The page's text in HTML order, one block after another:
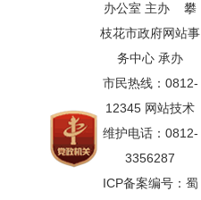
办公室 主办 攀
枝花市政府网站事
务中心 承办
市民热线：0812-
12345 网站技术
维护电话：0812-
3356287
ICP备案编号：蜀